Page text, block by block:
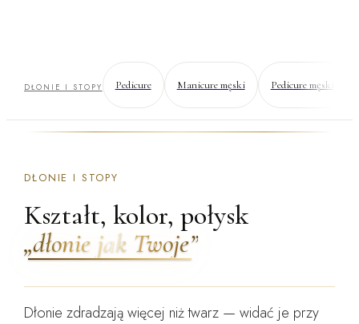
DŁONIE I STOPY Pedicure Manicure męski Pedicure męski
DŁONIE I STOPY
Kształt, kolor, połysk
„dłonie jak Twoje”
Dłonie zdradzają więcej niż twarz — widać je przy